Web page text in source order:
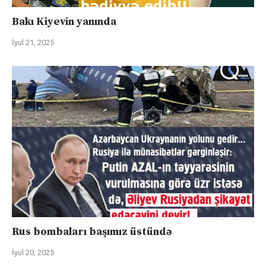
Bakı Kiyevin yanında
İyul 21, 2025
Rus bombaları başımız üstündə
İyul 20, 2025